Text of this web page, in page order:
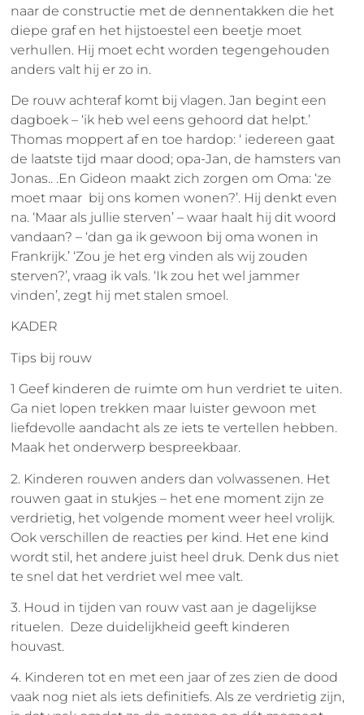
naar de constructie met de dennentakken die het
diepe graf en het hijstoestel een beetje moet
verhullen. Hij moet echt worden tegengehouden
anders valt hij er zo in.
De rouw achteraf komt bij vlagen. Jan begint een
dagboek – ‘ik heb wel eens gehoord dat helpt.’
Thomas moppert af en toe hardop: ‘ iedereen gaat
de laatste tijd maar dood; opa-Jan, de hamsters van
Jonas.. .En Gideon maakt zich zorgen om Oma: ‘ze
moet maar bij ons komen wonen?’. Hij denkt even
na. ‘Maar als jullie sterven’ – waar haalt hij dit woord
vandaan? – ‘dan ga ik gewoon bij oma wonen in
Frankrijk.’ ‘Zou je het erg vinden als wij zouden
sterven?’, vraag ik vals. ‘Ik zou het wel jammer
vinden’, zegt hij met stalen smoel.
KADER
Tips bij rouw
1 Geef kinderen de ruimte om hun verdriet te uiten.
Ga niet lopen trekken maar luister gewoon met
liefdevolle aandacht als ze iets te vertellen hebben.
Maak het onderwerp bespreekbaar.
2. Kinderen rouwen anders dan volwassenen. Het
rouwen gaat in stukjes – het ene moment zijn ze
verdrietig, het volgende moment weer heel vrolijk.
Ook verschillen de reacties per kind. Het ene kind
wordt stil, het andere juist heel druk. Denk dus niet
te snel dat het verdriet wel mee valt.
3. Houd in tijden van rouw vast aan je dagelijkse
rituelen. Deze duidelijkheid geeft kinderen
houvast.
4. Kinderen tot en met een jaar of zes zien de dood
vaak nog niet als iets definitiefs. Als ze verdrietig zijn,